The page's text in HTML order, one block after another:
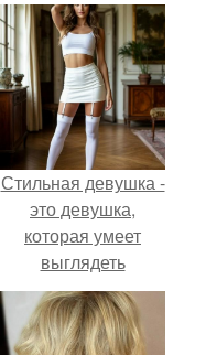
Стильная девушка -
это девушка,
которая умеет
выглядеть
привлекательно и
элегантно в любои
ситуации.